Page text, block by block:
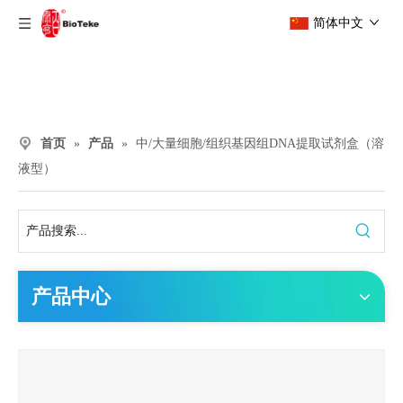
简体中文
首页 » 产品 »
中/大量细胞/组织基因组DNA提取试剂盒（溶
液型）
产品中心